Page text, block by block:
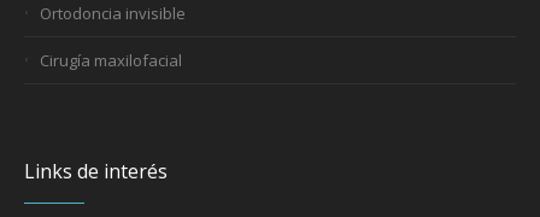
Ortodoncia invisible
Cirugía maxilofacial
Links de interés